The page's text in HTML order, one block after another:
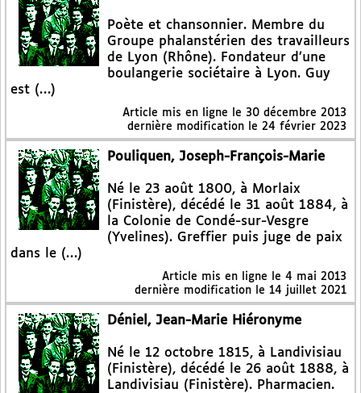
Poète et chansonnier. Membre du
Groupe phalanstérien des travailleurs
de Lyon (Rhône). Fondateur d’une
boulangerie sociétaire à Lyon. Guy
est (…)
Article mis en ligne le 30 décembre 2013
dernière modification le 24 février 2023
Pouliquen, Joseph-François-Marie
Né le 23 août 1800, à Morlaix
(Finistère), décédé le 31 août 1884, à
la Colonie de Condé-sur-Vesgre
(Yvelines). Greffier puis juge de paix
dans le (…)
Article mis en ligne le 4 mai 2013
dernière modification le 14 juillet 2021
Déniel, Jean-Marie Hiéronyme
Né le 12 octobre 1815, à Landivisiau
(Finistère), décédé le 26 août 1888, à
Landivisiau (Finistère). Pharmacien.